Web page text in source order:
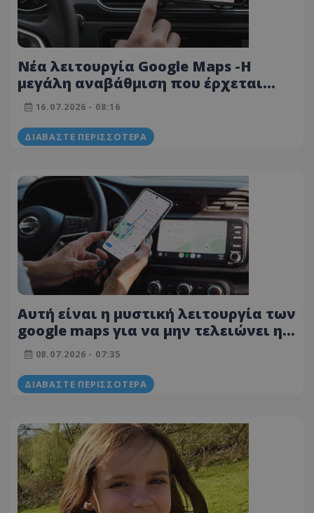
Νέα λειτουργία Google Maps -Η
μεγάλη αναβάθμιση που έρχεται
στους χάρτες
16.07.2026 - 08:16
ΔΙΑΒΆΣΤΕ ΠΕΡΙΣΣΌΤΕΡΑ
Αυτή είναι η μυστική λειτουργία των
google maps για να μην τελειώνει η
μπαταρία -Πώς θα την
ενεργοποιήσεις
08.07.2026 - 07:35
ΔΙΑΒΆΣΤΕ ΠΕΡΙΣΣΌΤΕΡΑ